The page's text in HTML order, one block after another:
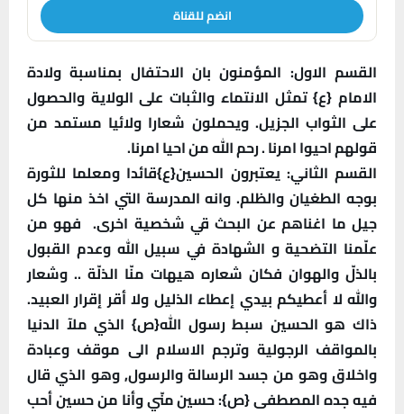
انضم للقناة
القسم الاول: المؤمنون بان الاحتفال بمناسبة ولادة
الامام {ع} تمثل الانتماء والثبات على الولاية والحصول
على الثواب الجزيل. ويحملون شعارا ولائيا مستمد من
قولهم احيوا امرنا . رحم الله من احيا امرنا.
القسم الثاني: يعتبرون الحسين{ع}قائدا ومعلما للثورة
بوجه الطغيان والظلم. وانه المدرسة التي اخذ منها كل
جيل ما اغناهم عن البحث قي شخصية اخرى. فهو من
علّمنا التضحية و الشهادة في سبيل الله وعدم القبول
بالذلّ والهوان فكان شعاره هيهات منّا الذلّة .. وشعار
والله لا أعطيكم بيدي إعطاء الذليل ولا أقر إقرار العبيد.
ذاك هو الحسين سبط رسول الله{ص} الذي ملآ الدنيا
بالمواقف الرجولية وترجم الاسلام الى موقف وعبادة
واخلاق وهو من جسد الرسالة والرسول, وهو الذي قال
فيه جده المصطفى {ص}: حسين منّي وأنا من حسين أحب